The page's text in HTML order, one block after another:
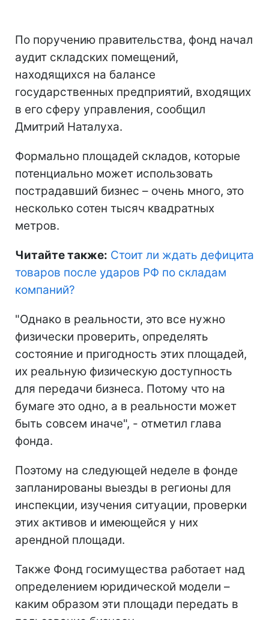
По поручению правительства, фонд начал
аудит складских помещений,
находящихся на балансе
государственных предприятий, входящих
в его сферу управления, сообщил
Дмитрий Наталуха.
Формально площадей складов, которые
потенциально может использовать
пострадавший бизнес – очень много, это
несколько сотен тысяч квадратных
метров.
Читайте также: Стоит ли ждать дефицита
товаров после ударов РФ по складам
компаний?
"Однако в реальности, это все нужно
физически проверить, определять
состояние и пригодность этих площадей,
их реальную физическую доступность
для передачи бизнеса. Потому что на
бумаге это одно, а в реальности может
быть совсем иначе", - отметил глава
фонда.
Поэтому на следующей неделе в фонде
запланированы выезды в регионы для
инспекции, изучения ситуации, проверки
этих активов и имеющейся у них
арендной площади.
Также Фонд госимущества работает над
определением юридической модели –
каким образом эти площади передать в